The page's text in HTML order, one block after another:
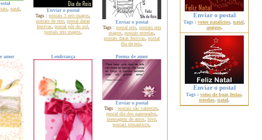
natal
Enviar o postal
Tags : postais 3 reis magos
postais de reis postal datas
festivas, postal pôr do sol
postais reis magos,
Enviar o postal
Tags : postal reis, postais reis
magos, postais estrelas,
postais datas festivas postal
dia de reis
amor Lembrança Poema de amor
Enviar o postal
Tags : postais são valentim
postal dia dos namorados,
mensagem de amor, love,
postais romanticos
Enviar o postal
Tags : votos natalícios, natal,
amigos,
Enviar o postal
Tags : votos de boas festas,
estrelas, natal,